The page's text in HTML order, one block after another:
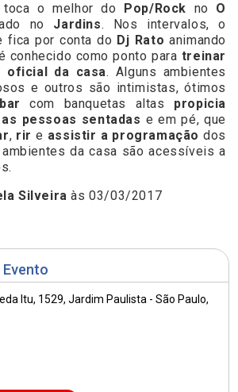
Itu, 1529, Jardim Paulista - São Paulo,
toca o melhor do Pop/Rock no O
no Jardins. Nos intervalos, o
fica por conta do Dj Ratoanimando
conhecido como ponto para treinar
oficial da casa. Alguns ambientes
e outros são intimistas, ótimos
bar com banquetas altas propicia
pessoas sentadas e em pé, que
, rir e assistir a programaçãodos
da casa são acessíveis a
Silveira às 03/03/2017